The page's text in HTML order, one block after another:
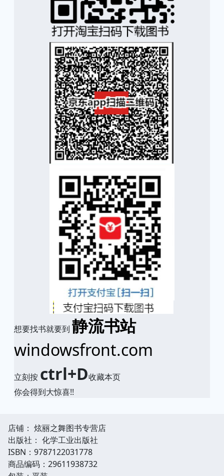
想要找书就要到 静流书站
windowsfront.com
立刻按 ctrl+D收藏本页
你会得到大惊喜!!
店铺： 炫丽之舞图书专营店
出版社： 化学工业出版社
ISBN：9787122031778
商品编码：29611938732